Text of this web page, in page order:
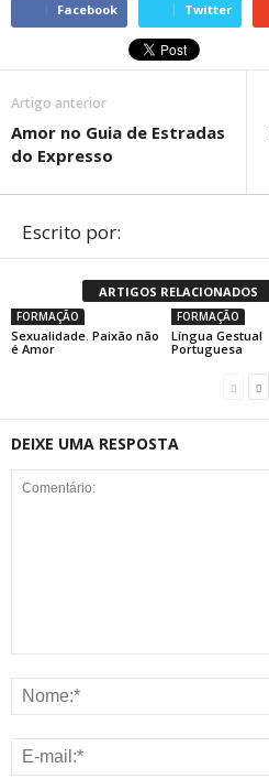
Facebook Twitter
Artigo anterior
Amor no Guia de Estradas
do Expresso
Escrito por:
ARTIGOS RELACIONADOS
FORMAÇÃO
Sexualidade. Paixão não
é Amor
FORMAÇÃO
Língua Gestual
Portuguesa
DEIXE UMA RESPOSTA